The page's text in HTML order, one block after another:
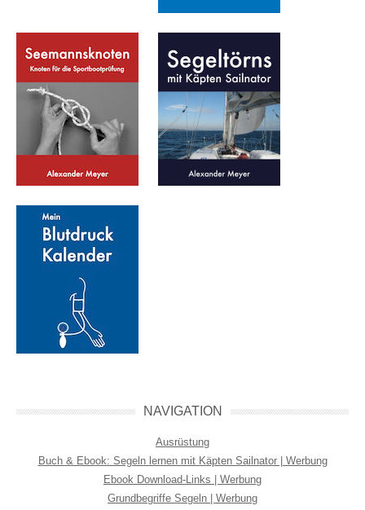
NAVIGATION
Ausrüstung
Buch & Ebook: Segeln lernen mit Käpten Sailnator | Werbung
Ebook Download-Links | Werbung
Grundbegriffe Segeln | Werbung